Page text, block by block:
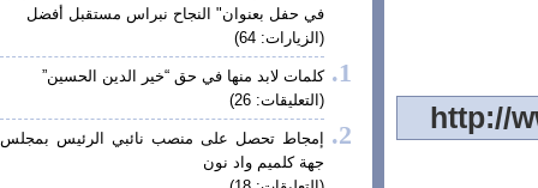
في حفل بعنوان" النجاح نبراس مستقبل أفضل
(الزيارات: 64)
كلمات لابد منها في حق “خير الدين الحسين”
(التعليقات: 26)
إمجاط تحصل على منصب نائبي الرئيس بمجلس
جهة كلميم واد نون